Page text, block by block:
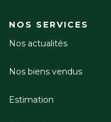
NOS SERVICES
Nos actualités
Nos biens vendus
Estimation